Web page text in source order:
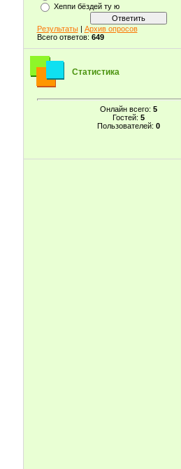
Хеппи бёздей ту ю
Результаты| Архив опросов
Всего ответов: 649
Статистика
Онлайн всего: 5
Гостей: 5
Пользователей: 0